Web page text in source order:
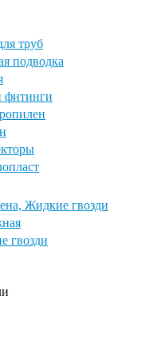
труб
подводка
Жидкие гвозди
гвозди